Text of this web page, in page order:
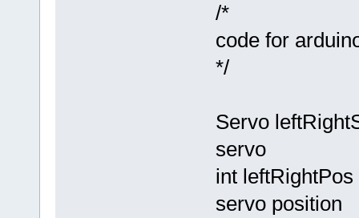
/*
code for
*/
Servo
servo
int
servo position